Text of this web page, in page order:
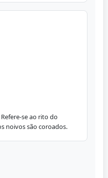
se ao rito do
noivos são coroados.